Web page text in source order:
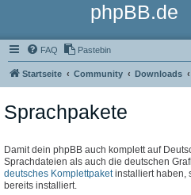
phpBB.de
FAQ Pastebin
Startseite Community Downloads
Sprachpakete
Damit dein phpBB auch komplett auf
Sprachdateien als auch die deutschen
deutsches Komplettpaketinstalliert haben,
bereits installiert.